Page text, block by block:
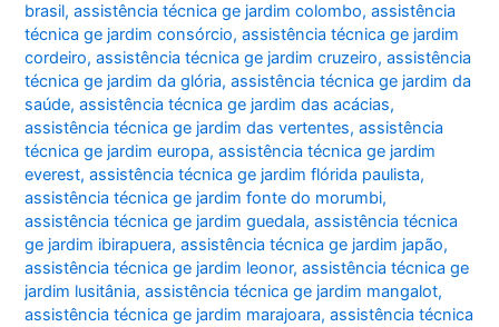
brasil,assistência técnica ge jardim colombo,assistência
técnica ge jardim consórcio,assistência técnica ge jardim
cordeiro,assistência técnica ge jardim cruzeiro,assistência
técnica ge jardim da glória,assistência técnica ge jardim da
saúde,assistência técnica ge jardim das acácias,
assistência técnica ge jardim das vertentes,assistência
técnica ge jardim europa,assistência técnica ge jardim
everest,assistência técnica ge jardim flórida paulista,
assistência técnica ge jardim fonte do morumbi,
assistência técnica ge jardim guedala,assistência técnica
ge jardim ibirapuera,assistência técnica ge jardim japão,
assistência técnica ge jardim leonor,assistência técnica ge
jardim lusitânia,assistência técnica ge jardim mangalot,
assistência técnica ge jardim marajoara,assistência técnica